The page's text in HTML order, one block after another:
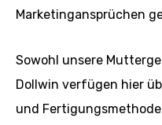
Marketingansprüchen
Sowohl unsere
Dollwin verfügen hier
und